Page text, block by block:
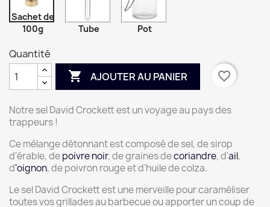
Sachet de
100g
Tube Pot
Quantité
 AJOUTER AU PANIER favorite_border
Notre sel David Crockett est un voyage au pays des
trappeurs !
Ce mélange détonnant est composé de sel, de sirop
d'érable, depoivre noir, de graines decoriandre, d'ail,
d'oignon, de poivron rouge et d'huile de colza.
Le sel David Crockett est une merveille pour caraméliser
toutes vos grillades au barbecue ou apporter un coup de